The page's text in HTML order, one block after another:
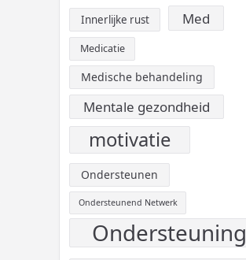
Innerlijke rust Med
Medicatie
Medische behandeling
Mentale gezondheid
motivatie
Ondersteunen
Ondersteunend Netwerk
Ondersteuning